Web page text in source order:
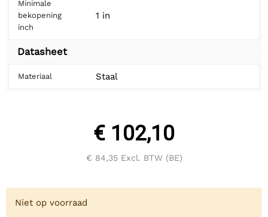
Minimale
bekopening
inch
1 in
Datasheet
Materiaal Staal
€ 102,10
€ 84,35Excl. BTW (BE)
Niet op voorraad